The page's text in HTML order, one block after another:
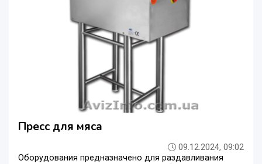
Пресс для мяса
09.12.2024, 09:02
Оборудования предназначено для раздавливания